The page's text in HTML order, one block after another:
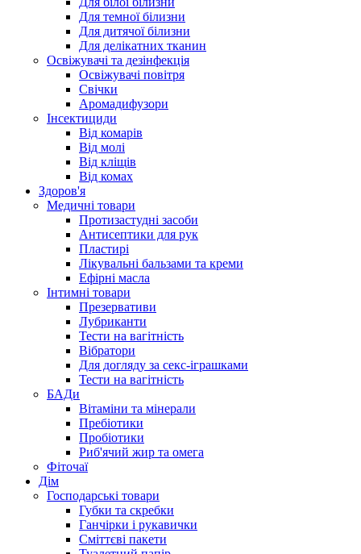
Для темної білизни
Для дитячої білизни
Для делікатних тканин
Освіжувачі та дезінфекція
Освіжувачі повітря
Свічки
Аромадифузори
Інсектициди
Від комарів
Від молі
Від кліщів
Від комах
Здоров'я
Медичні товари
Протизастудні засоби
Антисептики для рук
Пластирі
Лікувальні бальзами та креми
Ефірні масла
Інтимні товари
Презервативи
Лубриканти
Тести на вагітність
Вібратори
Для догляду за секс-іграшками
Тести на вагітність
БАДи
Вітаміни та мінерали
Пребіотики
Пробіотики
Риб'ячий жир та омега
Фіточаї
Дім
Господарські товари
Губки та скребки
Ганчірки і рукавички
Сміттєві пакети